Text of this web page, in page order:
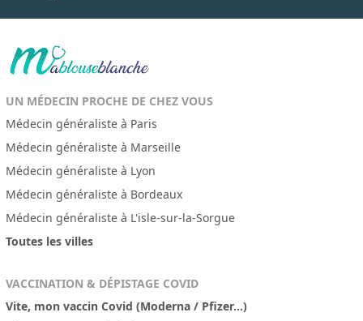
UN MÉDECIN PROCHE DE CHEZ VOUS
Médecin généraliste à Paris
Médecin généraliste à Marseille
Médecin généraliste à Lyon
Médecin généraliste à Bordeaux
Médecin généraliste à L'isle-sur-la-Sorgue
Toutes les villes
VACCINATION & DÉPISTAGE COVID
Vite, mon vaccin Covid (Moderna / Pfizer...)